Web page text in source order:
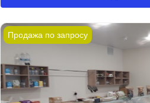
Продажа по запросу